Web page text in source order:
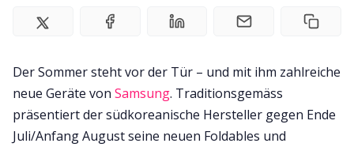
Der Sommer steht vor der Tür – und mit ihm zahlreiche
neue Geräte von Samsung. Traditionsgemäss
präsentiert der südkoreanische Hersteller gegen Ende
Juli/Anfang August seine neuen Foldables und